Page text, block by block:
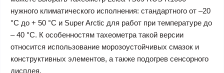
нужного климатического исполнения: стандартного от –20
°C до + 50 °C и Super Arctic для работ при температуре до
– 40 °C. К особенностям тахеометра такой версии
относится использование морозоустойчивых смазок и
конструктивных элементов, а также подогрев сенсорного
дисплея.